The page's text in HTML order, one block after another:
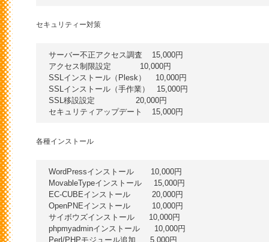
セキュリティー対策
サーバー不正アクセス調査    15,000円
アクセス制限設定            10,000円
SSLインストール（Plesk）    10,000円
SSLインストール（手作業）   15,000円
SSL移設設定                 20,000円
各種インストール
WordPressインストール       10,000円
MovableTypeインストール     15,000円
EC-CUBEインストール         20,000円
OpenPNEインストール         10,000円
サイボウズインストール      10,000円
phpmyadminインストール      10,000円
Perl/PHPモジュール追加      5,000円